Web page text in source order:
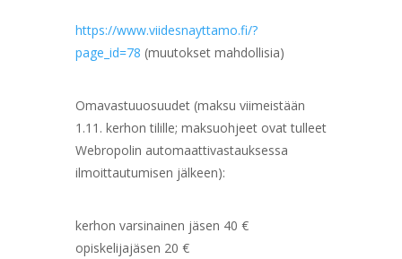
https://www.viidesnayttamo.fi/?
page_id=78 (muutokset mahdollisia)
Omavastuuosuudet (maksu viimeistään
1.11. kerhon tilille; maksuohjeet ovat tulleet
Webropolin automaattivastauksessa
ilmoittautumisen jälkeen):
kerhon varsinainen jäsen 40 €
opiskelijajäsen 20 €